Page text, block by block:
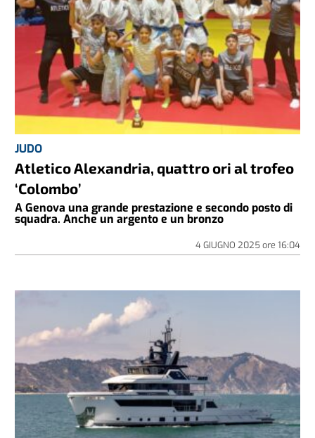
JUDO
Atletico Alexandria, quattro ori al trofeo
‘Colombo’
A Genova una grande prestazione e secondo posto di
squadra. Anche un argento e un bronzo
4 GIUGNO 2025ore 16:04